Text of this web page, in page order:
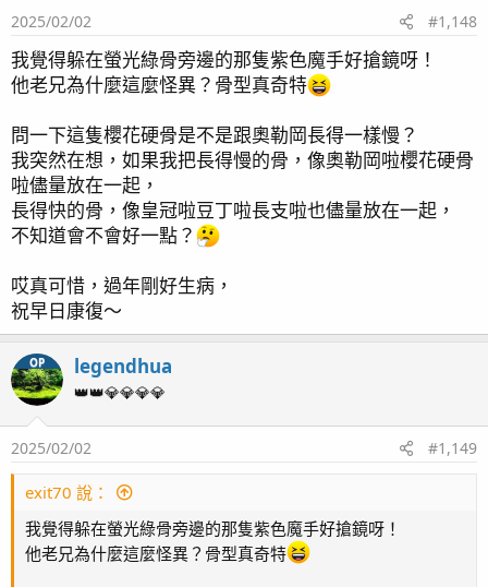
o
n
s
：
2025/02/02 #1,148
我覺得躲在螢光綠骨旁邊的那隻紫色魔手好搶鏡呀！
他老兄為什麼這麼怪異？骨型真奇特
問一下這隻櫻花硬骨是不是跟奧勒岡長得一樣慢？
我突然在想，如果我把長得慢的骨，像奧勒岡啦櫻花硬骨
啦儘量放在一起，
長得快的骨，像皇冠啦豆丁啦長支啦也儘量放在一起，
不知道會不會好一點？
哎真可惜，過年剛好生病，
祝早日康復～
OP legendhua
👑👑💎💎💎💎
2025/02/02 #1,149
exit70 說：
我覺得躲在螢光綠骨旁邊的那隻紫色魔手好搶鏡呀！
他老兄為什麼這麼怪異？骨型真奇特